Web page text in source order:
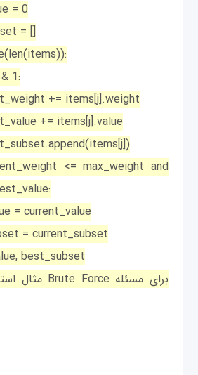
= 0
= []
1:
+= items[j].weight
+= items[j].value
<= max_weight and
current_value
current_subset
best_subset